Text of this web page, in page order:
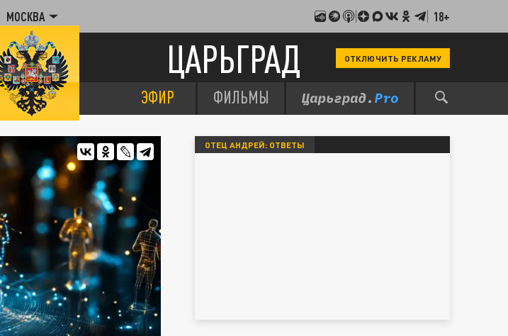
МОСКВА 18+
ЦАРЬГРАД ОТКЛЮЧИТЬ РЕКЛАМУ
ЭФИР ФИЛЬМЫ
ОТЕЦ АНДРЕЙ: ОТВЕТЫ